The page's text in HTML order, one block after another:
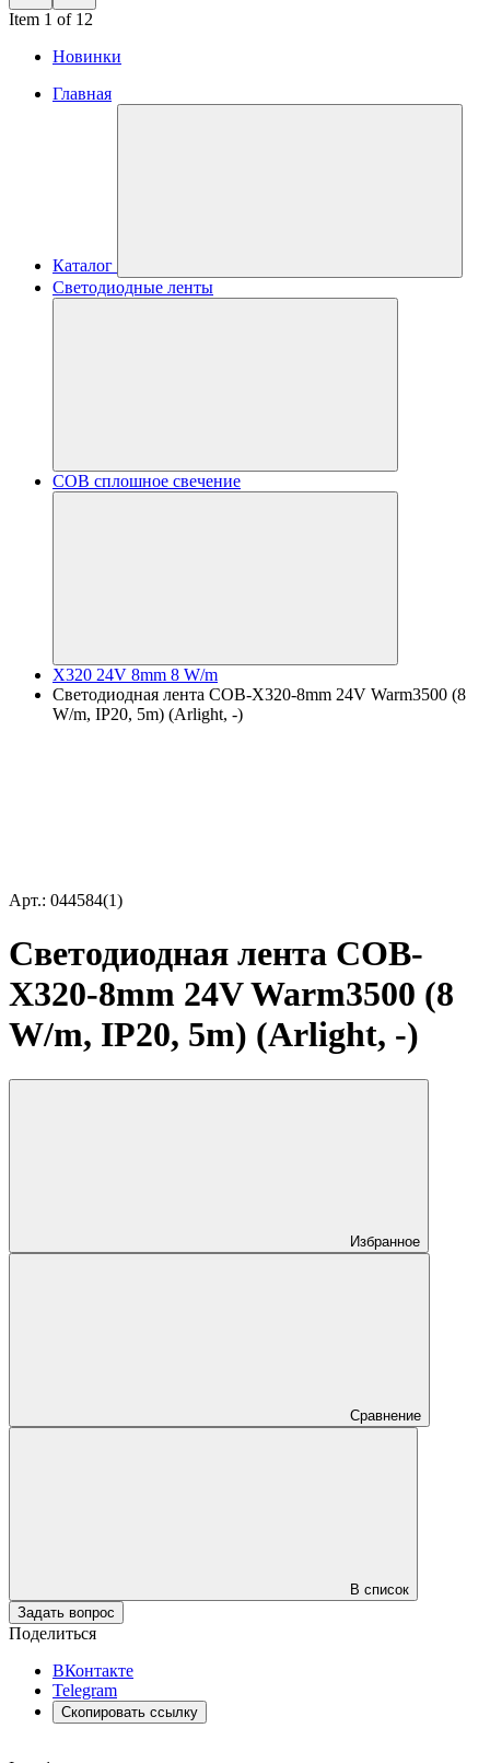
Item 1 of 12
Новинки
Главная
Каталог
Светодиодные ленты
COB сплошное свечение
X320 24V 8mm 8 W/m
Светодиодная лента COB-X320-8mm 24V Warm3500 (8
W/m, IP20, 5m) (Arlight, -)
Арт.: 044584(1)
Светодиодная лента COB-
X320-8mm 24V Warm3500 (8
W/m, IP20, 5m) (Arlight, -)
Избранное
Сравнение
В список
Задать вопрос
Поделиться
ВКонтакте
Telegram
Скопировать ссылку